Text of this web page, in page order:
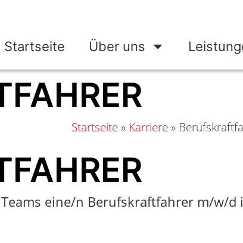
Startseite Über uns
Startseite » Karriere »
eine/n Berufskraftfahrer m/w/d